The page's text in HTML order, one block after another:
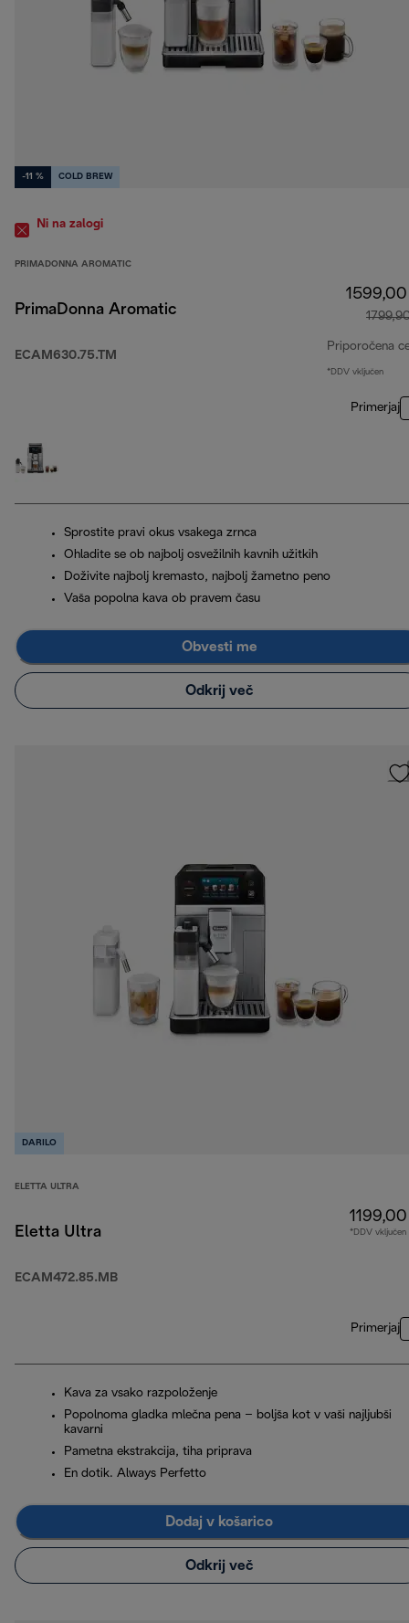
-11 % COLD BREW
Ni na zalogi
PRIMADONNA AROMATIC
PrimaDonna Aromatic
ECAM630.75.TM
Priporočena
*DDV vključen
Primerjaj
Sprostite pravi okus vsakega zrnca
Ohladite se ob najbolj osvežilnih kavnih užitkih
Doživite najbolj kremasto, najbolj žametno peno
Vaša popolna kava ob pravem času
Obvesti me
Odkrij več
DARILO
ELETTA ULTRA
Eletta Ultra
ECAM472.85.MB
*DDV vključen
Primerjaj
Kava za vsako razpoloženje
Popolnoma gladka mlečna pena – boljša kot v vaši najljubši
kavarni
Pametna ekstrakcija, tiha priprava
En dotik. Always Perfetto
Dodaj v košarico
Odkrij več